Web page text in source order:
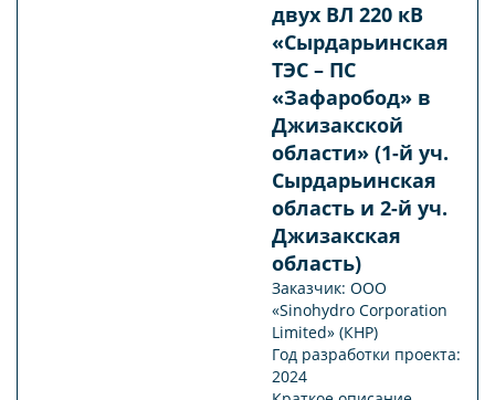
двух ВЛ 220 кВ
«Сырдарьинская
ТЭС – ПС
«Зафаробод» в
Джизакской
области» (1-й уч.
Сырдарьинская
область и 2-й уч.
Джизакская
область)
Заказчик: ООО
«Sinohydro Corporation
Limited» (КНР)
Год разработки проекта:
2024